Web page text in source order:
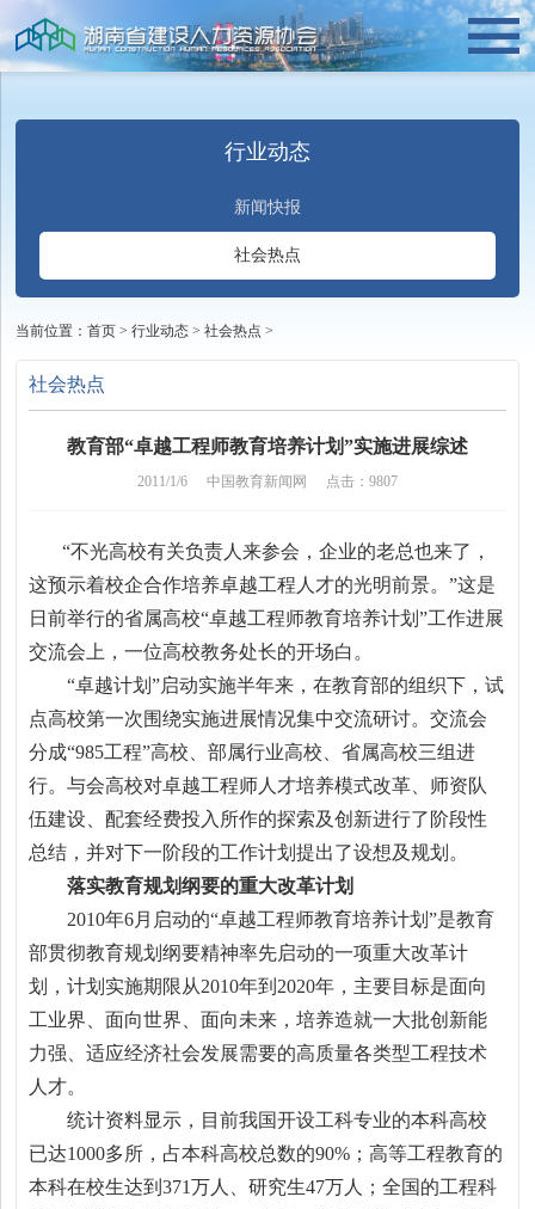
行业动态
新闻快报
社会热点
当前位置：首页 >行业动态 >社会热点 >
社会热点
教育部“卓越工程师教育培养计划”实施进展综述
2011/1/6 中国教育新闻网 点击：9807
“不光高校有关负责人来参会，企业的老总也来了，
这预示着校企合作培养卓越工程人才的光明前景。”这是
日前举行的省属高校“卓越工程师教育培养计划”工作进展
交流会上，一位高校教务处长的开场白。
“卓越计划”启动实施半年来，在教育部的组织下，试
点高校第一次围绕实施进展情况集中交流研讨。交流会
分成“985工程”高校、部属行业高校、省属高校三组进
行。与会高校对卓越工程师人才培养模式改革、师资队
伍建设、配套经费投入所作的探索及创新进行了阶段性
总结，并对下一阶段的工作计划提出了设想及规划。
落实教育规划纲要的重大改革计划
2010年6月启动的“卓越工程师教育培养计划”是教育
部贯彻教育规划纲要精神率先启动的一项重大改革计
划，计划实施期限从2010年到2020年，主要目标是面向
工业界、面向世界、面向未来，培养造就一大批创新能
力强、适应经济社会发展需要的高质量各类型工程技术
人才。
统计资料显示，目前我国开设工科专业的本科高校
已达1000多所，占本科高校总数的90%；高等工程教育的
本科在校生达到371万人、研究生47万人；全国的工程科